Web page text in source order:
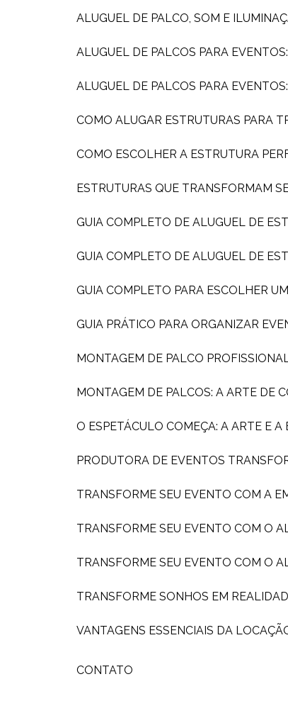
ALUGUEL DE PALCO, SOM E
ALUGUEL DE PALCOS PARA
ALUGUEL DE PALCOS PARA
COMO ALUGAR ESTRUTURAS PARA
COMO ESCOLHER A ESTRUTURA
ESTRUTURAS QUE TRANSFORMAM
GUIA COMPLETO DE ALUGUEL DE
GUIA COMPLETO DE ALUGUEL DE
GUIA COMPLETO PARA ESCOLHER
GUIA PRÁTICO PARA ORGANIZAR
MONTAGEM DE PALCO
MONTAGEM DE PALCOS: A ARTE DE
O ESPETÁCULO COMEÇA: A ARTE E
PRODUTORA DE EVENTOS
TRANSFORME SEU EVENTO COM A
TRANSFORME SEU EVENTO COM O
TRANSFORME SEU EVENTO COM O
TRANSFORME SONHOS EM
VANTAGENS ESSENCIAIS DA
CONTATO